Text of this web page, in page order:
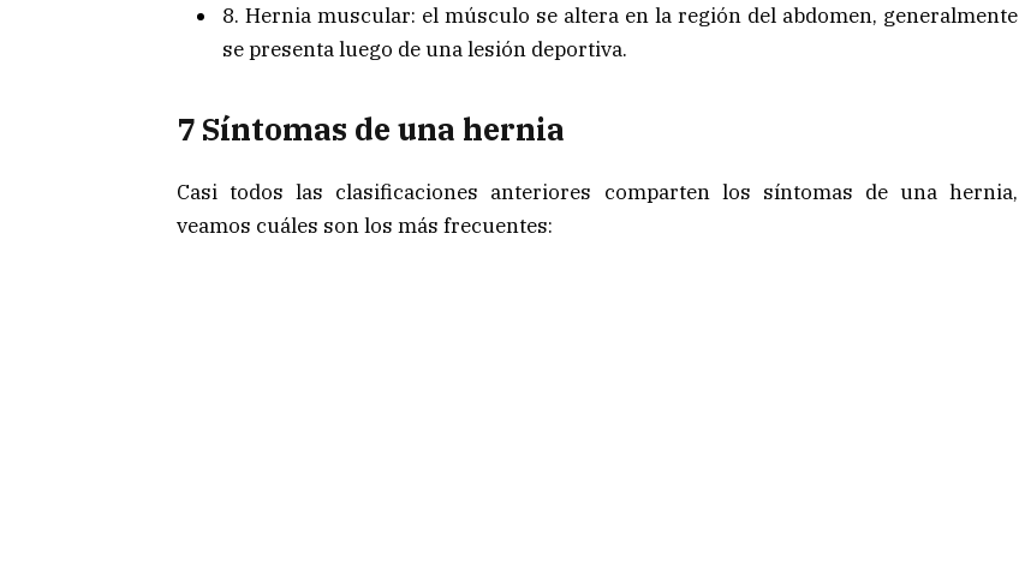
8. Hernia muscular: el músculo se altera en la región del abdomen, generalmente
se presenta luego de una lesión deportiva.
7 Síntomas de una hernia
Casi todos las clasificaciones anteriores comparten los síntomas de una hernia,
veamos cuáles son los más frecuentes: